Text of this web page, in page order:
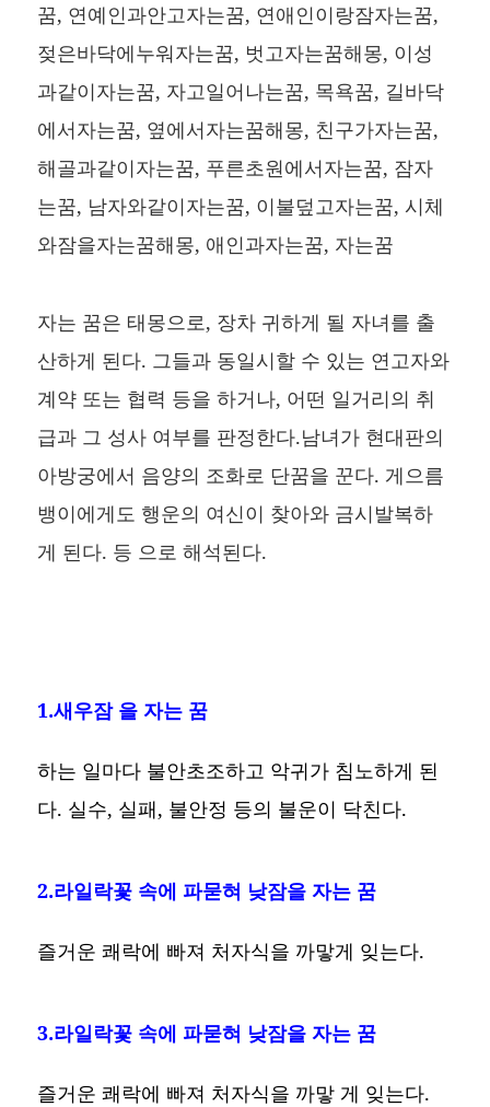
꿈, 연예인과안고자는꿈, 연애인이랑잠자는꿈,
젖은바닥에누워자는꿈, 벗고자는꿈해몽, 이성
과같이자는꿈, 자고일어나는꿈, 목욕꿈, 길바닥
에서자는꿈, 옆에서자는꿈해몽, 친구가자는꿈,
해골과같이자는꿈, 푸른초원에서자는꿈, 잠자
는꿈, 남자와같이자는꿈, 이불덮고자는꿈, 시체
와잠을자는꿈해몽, 애인과자는꿈, 자는꿈
자는 꿈은 태몽으로, 장차 귀하게 될 자녀를 출
산하게 된다. 그들과 동일시할 수 있는 연고자와
계약 또는 협력 등을 하거나, 어떤 일거리의 취
급과 그 성사 여부를 판정한다.남녀가 현대판의
아방궁에서 음양의 조화로 단꿈을 꾼다. 게으름
뱅이에게도 행운의 여신이 찾아와 금시발복하
게 된다. 등 으로 해석된다.
1.새우잠 을 자는 꿈
하는 일마다 불안초조하고 악귀가 침노하게 된
다. 실수, 실패, 불안정 등의 불운이 닥친다.
2.라일락꽃 속에 파묻혀 낮잠을 자는 꿈
즐거운 쾌락에 빠져 처자식을 까맣게 잊는다.
3.라일락꽃 속에 파묻혀 낮잠을 자는 꿈
즐거운 쾌락에 빠져 처자식을 까맣 게 잊는다.